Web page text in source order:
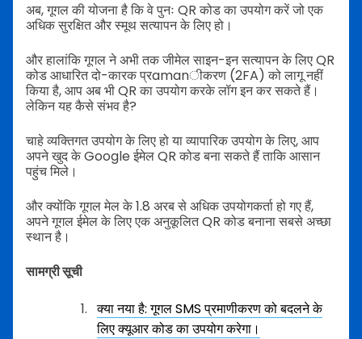
अब, गूगल की योजना है कि वे पुनः QR कोड का उपयोग करें जो एक
अधिक सुरक्षित और स्मूथ सत्यापन के लिए हो।
और हालांकि गूगल ने अभी तक जीमेल साइन-इन सत्यापन के लिए QR
कोड आधारित दो-कारक प्रamanीकरण (2FA) को लागू नहीं
किया है, आप अब भी QR का उपयोग करके लॉग इन कर सकते हैं।
लेकिन यह कैसे संभव है?
चाहे व्यक्तिगत उपयोग के लिए हो या व्यापारिक उपयोग के लिए, आप
अपने खुद के Google ईमेल QR कोड बना सकते हैं ताकि आसान
पहुंच मिले।
और क्योंकि गूगल मेल के 1.8 अरब से अधिक उपयोगकर्ता हो गए हैं,
अपने गूगल ईमेल के लिए एक अनुकूलित QR कोड बनाना सबसे अच्छा
स्थान है।
सामग्री सूची
क्या नया है: गूगल SMS प्रमाणीकरण को बदलने के
लिए क्यूआर कोड का उपयोग करेगा।